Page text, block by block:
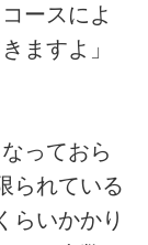
ースによ
ますよ」
っておら
られている
らいかかり